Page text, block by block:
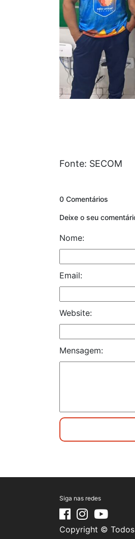
Fonte: SECOM
0 Comentários
Deixe o seu
Nome:
Email:
Website:
Mensagem:
Siga nas redes
Copyright ©